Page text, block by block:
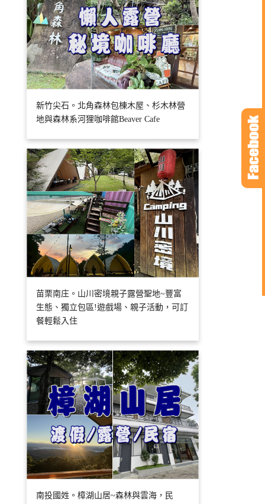
新竹尖石。北角森林包棟木屋、杉木林營
地與森林系河狸咖啡館Beaver Cafe
苗栗南庄。山川密境親子露營聖地~豐富
生態、獨立包區!遊戲場、親子活動，可訂
餐輕鬆入住
南投國姓。樟湖山居~森林與雲海，民